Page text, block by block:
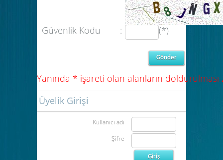
Güvenlik Kodu : (*)
Yanında * işareti olan alanların
Üyelik Girişi
Kullanıcı adı
Şifre